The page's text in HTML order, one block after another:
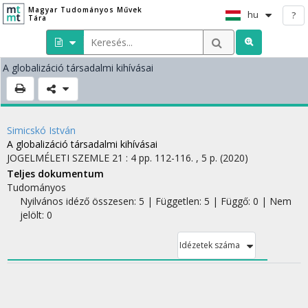
Magyar Tudományos Művek
Tára
hu ?
A globalizáció társadalmi kihívásai
Simicskó István
A globalizáció társadalmi kihívásai
JOGELMÉLETI SZEMLE 21 : 4 pp. 112-116. , 5 p. (2020)
Teljes dokumentum
Tudományos
Nyilvános idéző összesen: 5 | Független: 5 | Függő: 0 | Nem
jelölt: 0
Idézetek száma